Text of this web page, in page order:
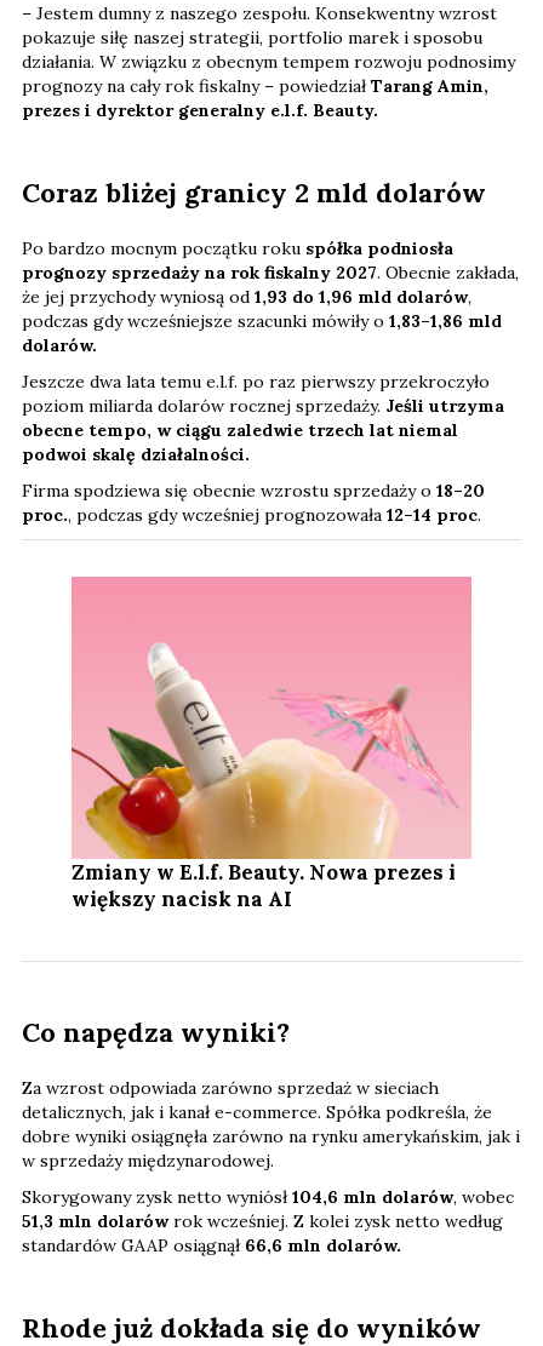
– Jestem dumny z naszego zespołu. Konsekwentny wzrost
pokazuje siłę naszej strategii, portfolio marek i sposobu
działania. W związku z obecnym tempem rozwoju podnosimy
prognozy na cały rok fiskalny – powiedziałTarang Amin,
prezes i dyrektor generalny e.l.f. Beauty.
Coraz bliżej granicy 2 mld dolarów
Po bardzo mocnym początku roku spółka podniosła
prognozy sprzedaży na rok fiskalny 2027. Obecnie zakłada,
że jej przychody wyniosą od 1,93 do 1,96 mld dolarów,
podczas gdy wcześniejsze szacunki mówiły o 1,83–1,86 mld
dolarów.
Jeszcze dwa lata temu e.l.f. po raz pierwszy przekroczyło
poziom miliarda dolarów rocznej sprzedaży. Jeśli utrzyma
obecne tempo, w ciągu zaledwie trzech lat niemal
podwoi skalę działalności.
Firma spodziewa się obecnie wzrostu sprzedaży o 18–20
proc., podczas gdy wcześniej prognozowała 12–14 proc.
Zmiany w E.l.f. Beauty. Nowa prezes i
większy nacisk na AI
Co napędza wyniki?
Za wzrost odpowiada zarówno sprzedaż w sieciach
detalicznych, jak i kanał e-commerce. Spółka podkreśla, że
dobre wyniki osiągnęła zarówno na rynku amerykańskim, jak i
w sprzedaży międzynarodowej.
Skorygowany zysk netto wyniósł104,6 mln dolarów, wobec
51,3 mln dolarówrok wcześniej. Z kolei zysk netto według
standardów GAAP osiągnął 66,6 mln dolarów.
Rhode już dokłada się do wyników